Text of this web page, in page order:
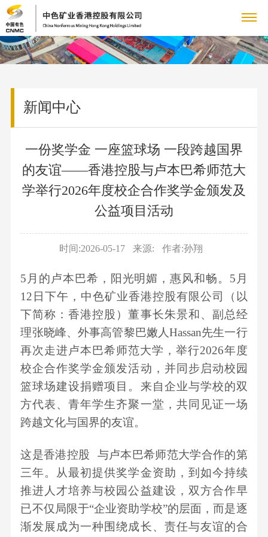
关
介
织
构
资
质
荣
集
团
新
国
要
闻
示
产
品
展
示
责
会
责
任
人
力
源
人
力
联
我
们
新闻中心
一份奖学金 一座篮球场 一段跨越国界
的友谊——香港控股与卢本巴希师范大
学举行2026年度校企合作奖学金颁发及
公益项目活动
时间:2026-05-17 来源: 作者:孙翔
5月的卢本巴希， 阳光明媚，惠风和畅。 5月
12日下午， 中色矿业香港控股有限公司（以
下简称：香港控股）董事长朱景和、副总经
理张晓峰、外事高管黎巴嫩人Hassan先生一行
再次走进卢本巴希师范大学 ，举行2026年度
校企合作奖学金颁发活动，并同步启动校园
篮球场建设捐赠项目。来自企业与学校的双
方代表、青年学生齐聚一堂，共同见证一场
跨越文化与国界的友谊。
这是香港控股
与卢本巴希师范大学合作的第
三年。从最初提供奖学金资助，到如今持续
推进人才培养与校园公益建设，双方合作早
已不仅局限于“企业资助学校”的层面，而是逐
渐发展成为一种围绕成长、责任与友谊的合